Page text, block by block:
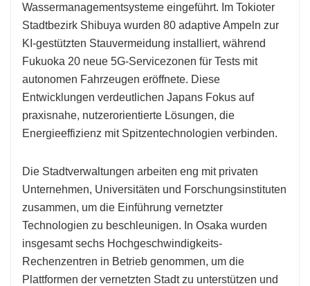
Wassermanagementsysteme eingeführt. Im Tokioter
Stadtbezirk Shibuya wurden 80 adaptive Ampeln zur
KI-gestützten Stauvermeidung installiert, während
Fukuoka 20 neue 5G-Servicezonen für Tests mit
autonomen Fahrzeugen eröffnete. Diese
Entwicklungen verdeutlichen Japans Fokus auf
praxisnahe, nutzerorientierte Lösungen, die
Energieeffizienz mit Spitzentechnologien verbinden.
Die Stadtverwaltungen arbeiten eng mit privaten
Unternehmen, Universitäten und Forschungsinstituten
zusammen, um die Einführung vernetzter
Technologien zu beschleunigen. In Osaka wurden
insgesamt sechs Hochgeschwindigkeits-
Rechenzentren in Betrieb genommen, um die
Plattformen der vernetzten Stadt zu unterstützen und